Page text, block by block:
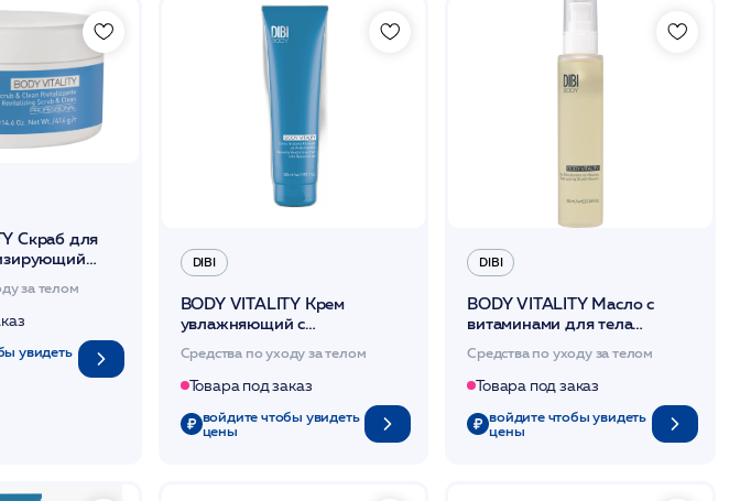
Скраб для
за телом
увидеть
DIBI
BODY VITALITY Крем
увлажняющий с
гиалуроновой килотой для
обновления кожи 300 мл
/DIBI
Средства по уходу за телом
Товара под заказ
войдите чтобы увидеть
цены
DIBI
BODY VITALITY Масло с
витаминами для тела
реструктурирующее 100 мл
/DIBI
Средства по уходу за телом
Товара под заказ
войдите чтобы увидеть
цены